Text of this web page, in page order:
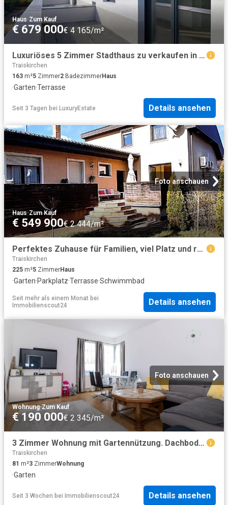
Haus·Zum Kauf
€ 679 000€ 4 165/m²
Luxuriöses 5 Zimmer Stadthaus zu verkaufen in 2512, Tribuswinkel, Niederösterreich
Traiskirchen
163 m²5 Zimmer2 BadezimmerHaus
·Garten·Terrasse
Seit 3 Tagen bei LuxuryEstate Details ansehen
Foto anschauen
Haus·Zum Kauf
€ 549 900€ 2 444/m²
Perfektes Zuhause für Familien, viel Platz und ruhige Lage
Traiskirchen
225 m²5 ZimmerHaus
·Garten·Parkplatz·Terrasse·Schwimmbad
Seit mehr als einem Monat bei
Immobilienscout24
Details ansehen
Foto anschauen
Wohnung·Zum Kauf
€ 190 000€ 2 345/m²
3 Zimmer Wohnung mit Gartennützung. Dachbodenausbau möglich. Niedrige Betriebskosten!
Traiskirchen
81 m²3 ZimmerWohnung
·Garten
Seit 3 Wochen bei Immobilienscout24 Details ansehen